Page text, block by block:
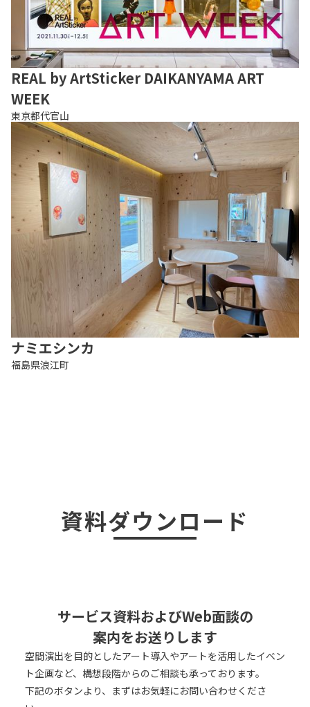
REAL by ArtSticker DAIKANYAMA ART
WEEK
東京都代官山
ナミエシンカ
福島県浪江町
資料ダウンロード
サービス資料およびWeb面談の
案内をお送りします
空間演出を目的としたアート導入やアートを活用したイベン
ト企画など、構想段階からのご相談も承っております。
下記のボタンより、まずはお気軽にお問い合わせくださ